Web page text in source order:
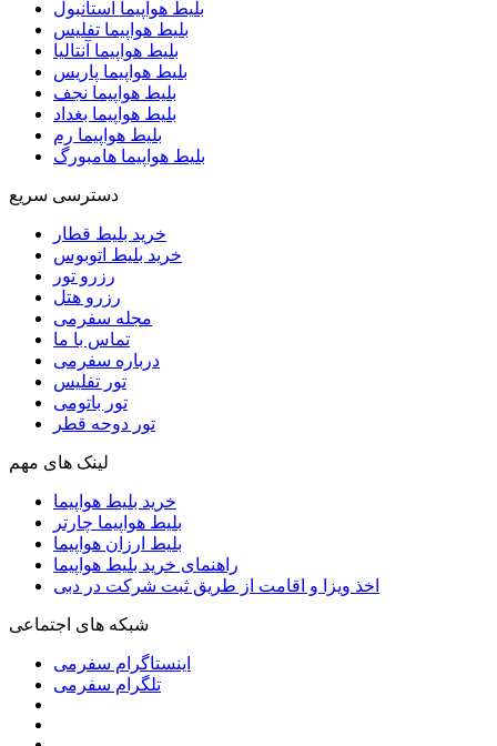
بلیط هواپیما استانبول
بلیط هواپیما تفلیس
بلیط هواپیما آنتالیا
بلیط هواپیما پاریس
بلیط هواپیما نجف
بلیط هواپیما بغداد
بلیط هواپیما رم
بلیط هواپیما هامبورگ
دسترسی سریع
خرید بلیط قطار
خرید بلیط اتوبوس
رزرو تور
رزرو هتل
مجله سفرمی
تماس با ما
درباره سفرمی
تور تفلیس
تور باتومی
تور دوحه قطر
لینک های مهم
خرید بلیط هواپیما
بلیط هواپیما چارتر
بلیط ارزان هواپیما
راهنمای خرید بلیط هواپیما
اخذ ویزا و اقامت از طریق ثبت شرکت در دبی
شبکه های اجتماعی
اینستاگرام سفرمی
تلگرام سفرمی